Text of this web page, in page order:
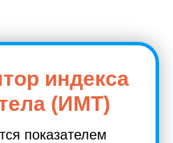
индекса
(ИМТ)
показателем